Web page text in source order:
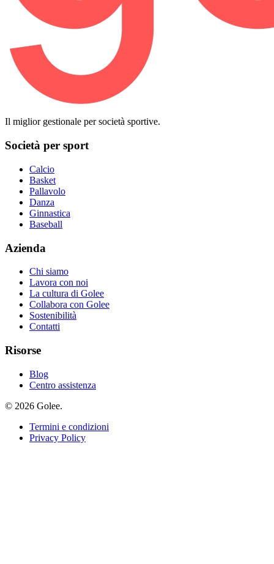
Il miglior gestionale per società sportive.
Società per sport
Calcio
Basket
Pallavolo
Danza
Ginnastica
Baseball
Azienda
Chi siamo
Lavora con noi
La cultura di Golee
Collabora con Golee
Sostenibilità
Contatti
Risorse
Blog
Centro assistenza
© 2026 Golee.
Termini e condizioni
Privacy Policy